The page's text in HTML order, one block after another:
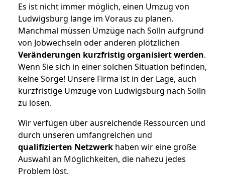
Es ist nicht immer möglich, einen Umzug von
Ludwigsburg lange im Voraus zu planen.
Manchmal müssen Umzüge nach Solln aufgrund
von Jobwechseln oder anderen plötzlichen
Veränderungen kurzfristig organisiert werden.
Wenn Sie sich in einer solchen Situation befinden,
keine Sorge! Unsere Firma ist in der Lage, auch
kurzfristige Umzüge von Ludwigsburg nach Solln
zu lösen.
Wir verfügen über ausreichende Ressourcen und
durch unseren umfangreichen und
qualifizierten Netzwerk haben wir eine große
Auswahl an Möglichkeiten, die nahezu jedes
Problem löst.